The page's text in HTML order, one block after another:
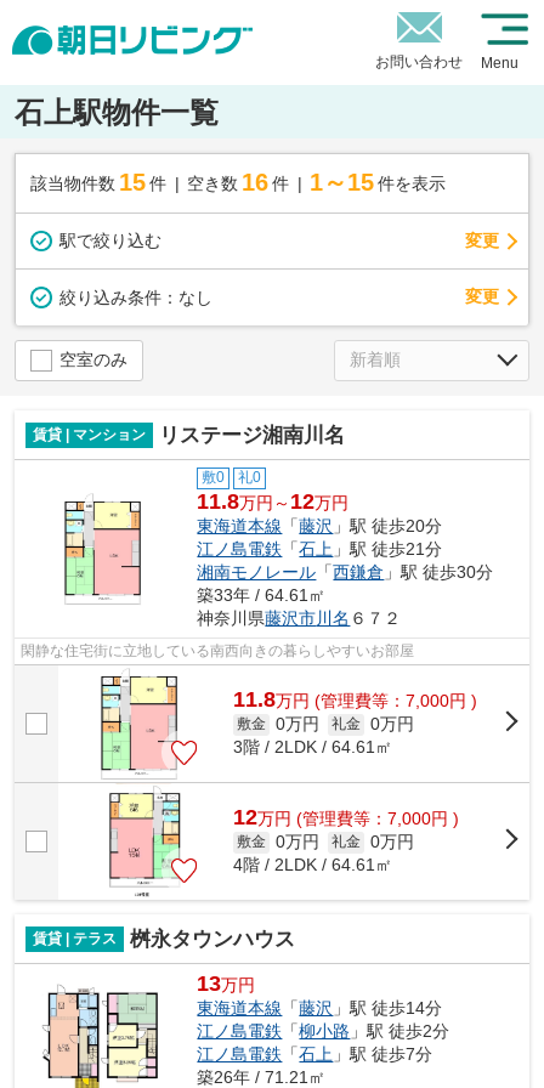
お問い合わせ Menu
石上駅物件一覧
該当物件数 15件 空き数 16 件 1～15 件を表示
駅で絞り込む 変更
絞り込み条件： なし 変更
空室のみ
賃貸 | マンション リステージ湘南川名
敷0 礼0
11.8万円～ 12万円
東海道本線 「藤沢 」駅 徒歩20分
江ノ島電鉄 「石上 」駅 徒歩21分
湘南モノレール 「西鎌倉 」駅 徒歩30分
築33年 / 64.61㎡
神奈川県藤沢市川名 ６７２
閑静な住宅街に立地している南西向きの暮らしやすいお部屋
11.8万円 (管理費等：7,000円 )
敷金 0万円 礼金 0万円
3階 / 2LDK / 64.61㎡
12万円 (管理費等：7,000円 )
敷金 0万円 礼金 0万円
4階 / 2LDK / 64.61㎡
賃貸 | テラス 桝永タウンハウス
13万円
東海道本線 「藤沢 」駅 徒歩14分
江ノ島電鉄 「柳小路 」駅 徒歩2分
江ノ島電鉄 「石上 」駅 徒歩7分
築26年 / 71.21㎡